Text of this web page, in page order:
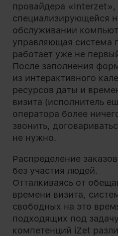
провайдера «Interzet»,
специализирующейся
обслуживании
управляющая система
работает уже не
После заполнения
из интерактивного
ресурсов даты и
визита (исполнитель
оператора более
звонить,
не нужно.
Распределение
без участия людей.
Отталкиваясь от
времени визита,
свободных на это
подходящих под
компетенций iZet